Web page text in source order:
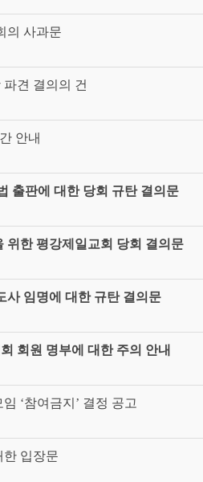
의 사과문
견 결의의 건
안내
출판에 대한 당회 규탄 결의문
위한 평강제일교회 당회 결의문
사 임명에 대한 규탄 결의문
회원 명부에 대한 주의 안내
‘참여금지’ 결정 공고
한 입장문